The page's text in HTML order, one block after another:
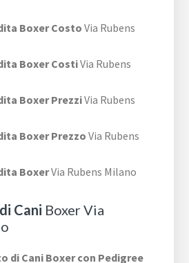
Boxer CostoVia Rubens
Boxer CostiVia Rubens
Boxer PrezziVia Rubens
Boxer Prezzo Via Rubens
BoxerVia Rubens Milano
Cani Boxer Via
di Cani Boxer con Pedigree